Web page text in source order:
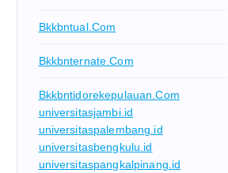
Bkkbntual.com
Bkkbnternate.com
Bkkbntidorekepulauan.com
universitasjambi.id
universitaspalembang.id
universitasbengkulu.id
universitaspangkalpinang.id